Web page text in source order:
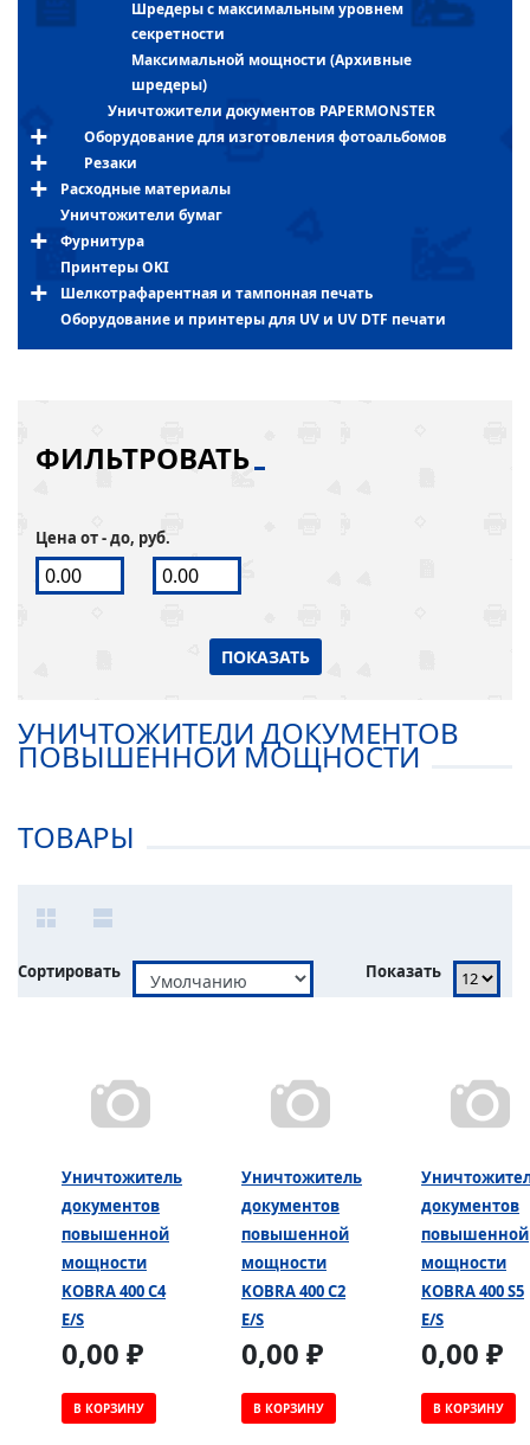
Шредеры с максимальным уровнем
секретности
Максимальной мощности (Архивные
шредеры)
Уничтожители документов PAPERMONSTER
Оборудование для изготовления фотоальбомов
Резаки
Расходные материалы
Уничтожители бумаг
Фурнитура
Принтеры OKI
Шелкотрафарентная и тампонная печать
Оборудование и принтеры для UV и UV DTF печати
ФИЛЬТРОВАТЬ
Цена от - до, руб.
ПОКАЗАТЬ
УНИЧТОЖИТЕЛИ ДОКУМЕНТОВ
ПОВЫШЕННОЙ МОЩНОСТИ
ТОВАРЫ
Сортировать Показать
Уничтожитель
документов
повышенной
мощности
KOBRA 400 C4
E/S
0,00 ₽
В КОРЗИНУ
Уничтожитель
документов
повышенной
мощности
KOBRA 400 C2
E/S
0,00 ₽
В КОРЗИНУ
документов
повышенной
мощности
KOBRA 400 S5
E/S
0,00 ₽
В КОРЗИНУ